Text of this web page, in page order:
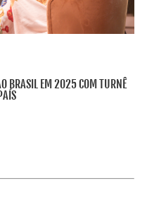
BRASIL EM 2025 COM TURNÊ